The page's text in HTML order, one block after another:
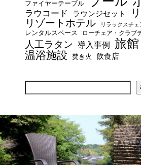
ファイヤーテーブル
ラウコード ラウンジセット
リゾートホテル リラックスチェ
レンタルスペース ローチェア・クラブ
人工ラタン 導入事例 旅館
温浴施設 焚き火 飲食店